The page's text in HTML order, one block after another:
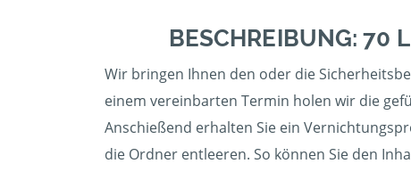
BESCHREIBUNG: 70
Wir bringen Ihnen den oder die
einem vereinbarten Termin holen wir die
Anschießend erhalten Sie ein
die Ordner entleeren. So können Sie den